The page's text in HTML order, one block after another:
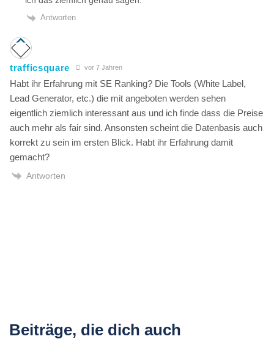
Antworten
trafficsquare vor 7 Jahren
Habt ihr Erfahrung mit SE Ranking? Die Tools (White Label,
Lead Generator, etc.) die mit angeboten werden sehen
eigentlich ziemlich interessant aus und ich finde dass die Preise
auch mehr als fair sind. Ansonsten scheint die Datenbasis auch
korrekt zu sein im ersten Blick. Habt ihr Erfahrung damit
gemacht?
Antworten
Beiträge, die dich auch